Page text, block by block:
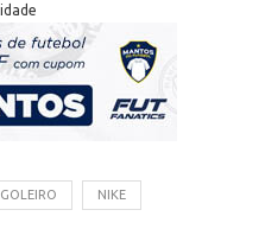
GOLEIRO NIKE